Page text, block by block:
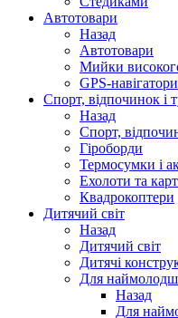
Автотовари
Назад
Автотовари
Мийки
GPS-навігатори
Спорт, відпочинок і
Назад
Спорт,
Гіроборди
Термосумки і
Ехолоти та
Квадрокоптери
Дитячий світ
Назад
Дитячий світ
Дитячі
Для
Назад
Для